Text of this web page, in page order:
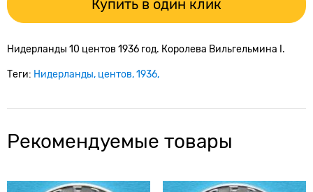
Купить в один клик
Нидерланды 10 центов 1936 год. Королева Вильгельмина I.
Теги: Нидерланды центов 1936
Рекомендуемые товары